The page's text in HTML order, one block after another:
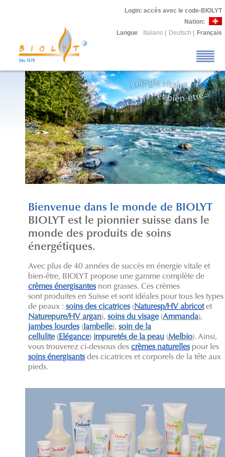
Login: accès avec le code-BIOLYT
Nation:
Langue: Italiano Deutsch Français
Bienvenue dans le monde de BIOLYT
BIOLYT est le pionnier suisse dans le
monde des produits de soins
énergétiques.
Avec plus de 40 années de succès en énergie vitale et
bien-être, BIOLYT propose une gamme complète de
crèmes énergisantesnon grasses. Ces crèmes
sont produites en Suisse et sont idéales pour tous les types
de peaux : soins des cicatrices(Naturesp/HV abricotet
Naturepure/HV argan), soins du visage(Ammanda),
jambes lourdes(Jambelle), soin de la
cellulite(Elégance) impuretés de la peau (Melbio). Ainsi,
vous trouverez ci-dessous des crèmes naturelles pour les
soins énergisantsdes cicatrices et corporels de la tête aux
pieds.